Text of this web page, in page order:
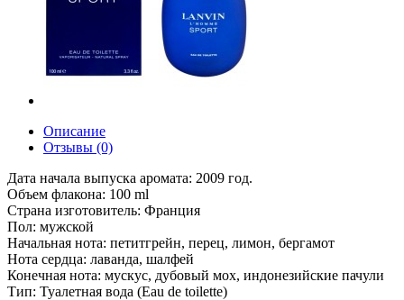
Описание
Отзывы (0)
Дата начала выпуска аромата: 2009 год.
Объем флакона: 100 ml
Страна изготовитель: Франция
Пол: мужской
Начальная нота: петитгрейн, перец, лимон, бергамот
Нота сердца: лаванда, шалфей
Конечная нота: мускус, дубовый мох, индонезийские пачули
Тип: Туалетная вода (Eau de toilette)